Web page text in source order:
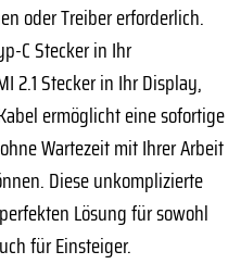
oder Treiber erforderlich.
C Stecker in Ihr
2.1 Stecker in Ihr Display,
ermöglicht eine sofortige
Wartezeit mit Ihrer Arbeit
Diese unkomplizierte
Lösung für sowohl
für Einsteiger.